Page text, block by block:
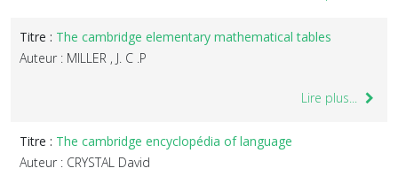
Titre : The cambridge elementary mathematical tables
Auteur : MILLER , J. C .P
Lire plus...
Titre : The cambridge encyclopédia of language
Auteur : CRYSTAL David